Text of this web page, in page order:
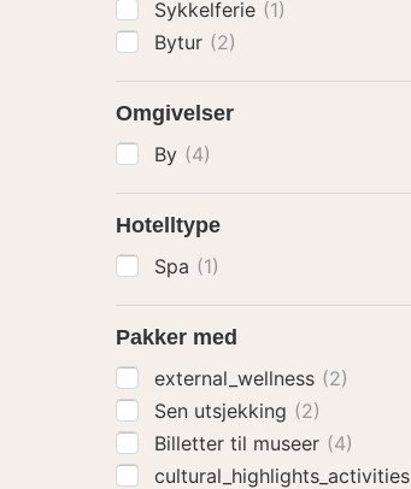
Sykkelferie (1)
Bytur (2)
Omgivelser
By (4)
Hotelltype
Spa (1)
Pakker med
external_wellness (2)
Sen utsjekking (2)
Billetter til museer (4)
cultural_highlights_activities